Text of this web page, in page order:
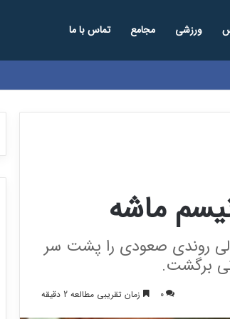
ورزشی مجامع تماس با ما
ماشه
روندی صعودی را پشت سر
0 زمان تقریبی مطالعه 2 دقیقه